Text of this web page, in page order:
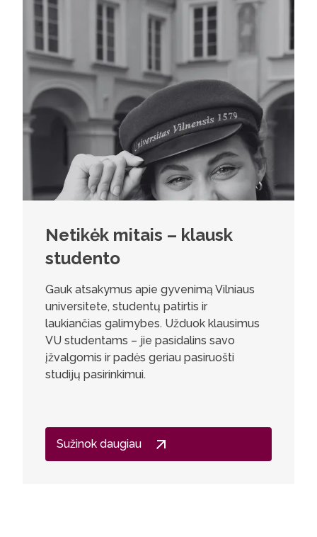
Netikėk mitais – klausk
studento
Gauk atsakymus apie gyvenimą Vilniaus
universitete, studentų patirtis ir
laukiančias galimybes. Užduok klausimus
VU studentams – jie pasidalins savo
įžvalgomis ir padės geriau pasiruošti
studijų pasirinkimui.
Sužinok daugiau